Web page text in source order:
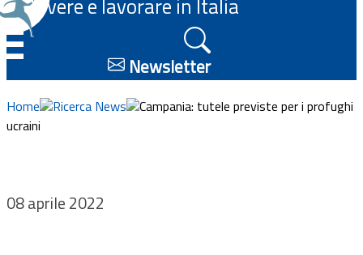
News
Approfondimenti
Eventi
Progetti
Vivere e lavorare in Italia
Newsletter
Home Ricerca News
Campania: tutele previste per i profughi
ucraini
08 aprile 2022